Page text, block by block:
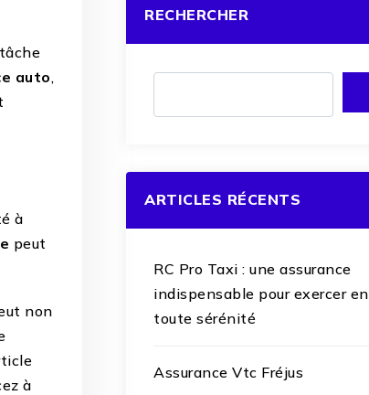
auto,
à
peut
non
à
RECHERCHER
ARTICLES RÉCENTS
RC Pro Taxi : une assurance
indispensable pour exercer en
toute sérénité
Assurance Vtc Fréjus